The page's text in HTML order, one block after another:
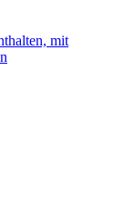
mit